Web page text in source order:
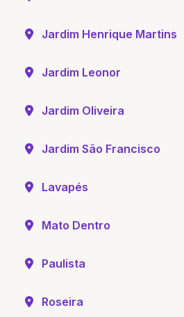
Jardim Henrique Martins
Jardim Leonor
Jardim Oliveira
Jardim São Francisco
Lavapés
Mato Dentro
Paulista
Roseira